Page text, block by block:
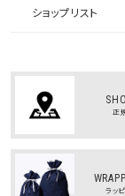
ショップリスト
正
ラッ